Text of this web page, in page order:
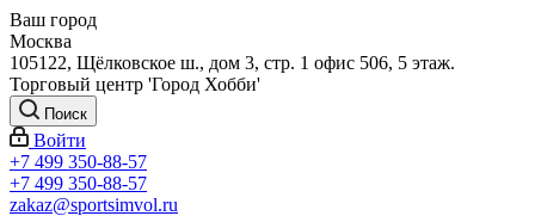
Ваш город
Москва
105122, Щёлковское ш., дом 3, стр. 1 офис 506, 5 этаж.
Торговый центр 'Город Хобби'
Поиск
Войти
+7 499 350-88-57
+7 499 350-88-57
zakaz@sportsimvol.ru